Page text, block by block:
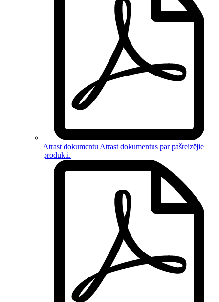
Atrast dokumentu Atrast dokumentus parpašreizējie
produkti.